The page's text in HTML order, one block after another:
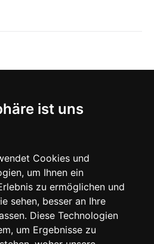
ist uns
Cookies und
um Ihnen ein
zu ermöglichen und
sehen, besser an Ihre
Diese Technologien
um Ergebnisse zu